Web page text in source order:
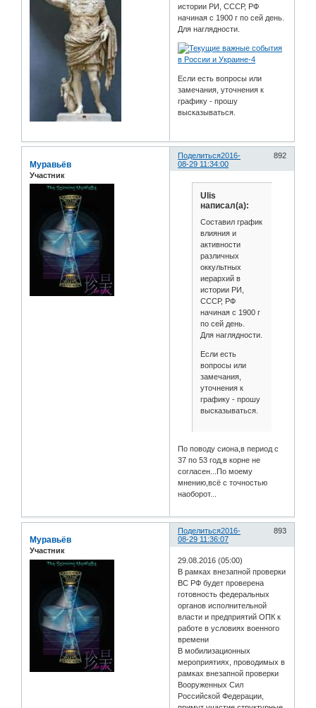
истории РИ, СССР, РФ
начиная с 1900 г по сей день.
Для наглядности.
Если есть вопросы или
замечания, уточнения к
графику - прошу
высказываться.
Поделиться 892
2016-
08-29 11:34:00
Муравьёв
Участник
Ulis
написал(а):
Составил график
влияния и
активности
различных
оккультных
иерархий в
истории РИ,
СССР, РФ
начиная с 1900 г
по сей день.
Для наглядности.
Если есть
вопросы или
замечания,
уточнения к
графику - прошу
высказываться.
По поводу сиона,в период с
37 по 53 год,в корне не
согласен...По моему
мнению,всё с точностью
наоборот...
Поделиться 893
2016-
08-29 11:36:07
Муравьёв
Участник
29.08.2016 (05:00)
В рамках внезапной проверки
ВС РФ будет проверена
готовность федеральных
органов исполнительной
власти и предприятий ОПК к
работе в условиях военного
времени
В мобилизационных
мероприятиях, проводимых в
рамках внезапной проверки
Вооруженных Сил
Российской Федерации,